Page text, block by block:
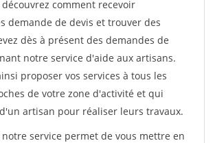
comment recevoir
demande de devis et trouver des
dès à présent des demandes de
notre service d'aide aux artisans.
proposer vos services à tous les
de votre zone d'activité et qui
artisan pour réaliser leurs travaux.
service permet de vous mettre en